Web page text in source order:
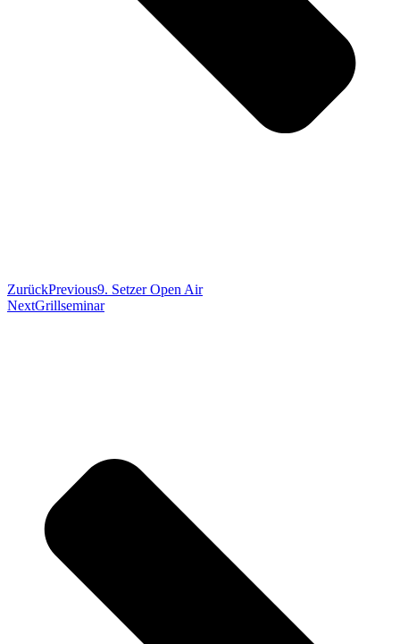
ZurückPrevious9. Setzer Open Air
NextGrillseminar